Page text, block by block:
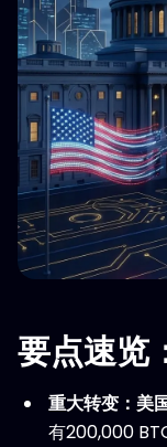
要点速览
重大转变： 美
有200,000